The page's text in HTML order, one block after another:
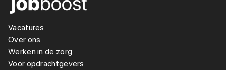
Vacatures
Over ons
Werken in de zorg
Voor opdrachtgevers